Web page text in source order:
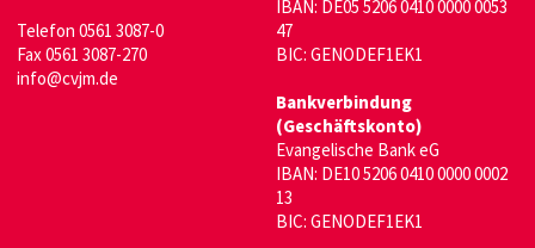
Telefon 0561 3087-0
Fax 0561 3087-270
info@cvjm.de
IBAN: DE05 5206 0410 0000 0053
47
BIC: GENODEF1EK1
Bankverbindung
(Geschäftskonto)
Evangelische Bank eG
IBAN: DE10 5206 0410 0000 0002
13
BIC: GENODEF1EK1